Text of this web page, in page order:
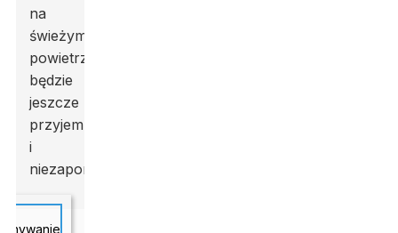
na
świeżym
powietrzu
będzie
jeszcze
przyjemniejszy
i
niezapomniany.